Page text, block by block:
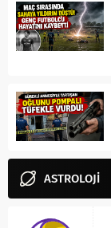
ASTROLOJİ